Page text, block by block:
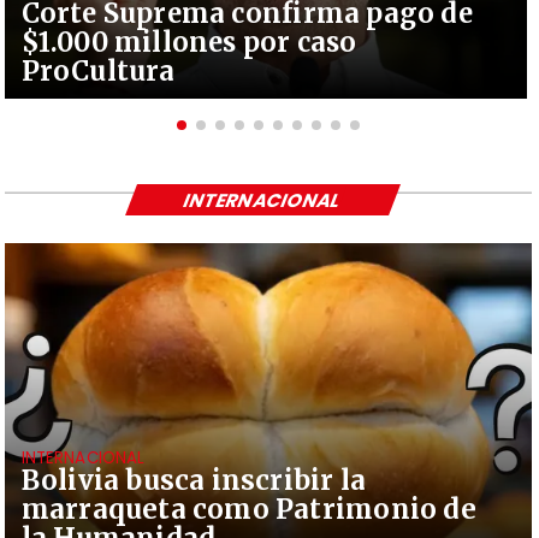
Corte Suprema confirma pago de
$1.000 millones por caso
ProCultura
Bolivia busca inscribir la
marraqueta como Patrimonio de
INTERNACIONAL
INTERNACIONAL